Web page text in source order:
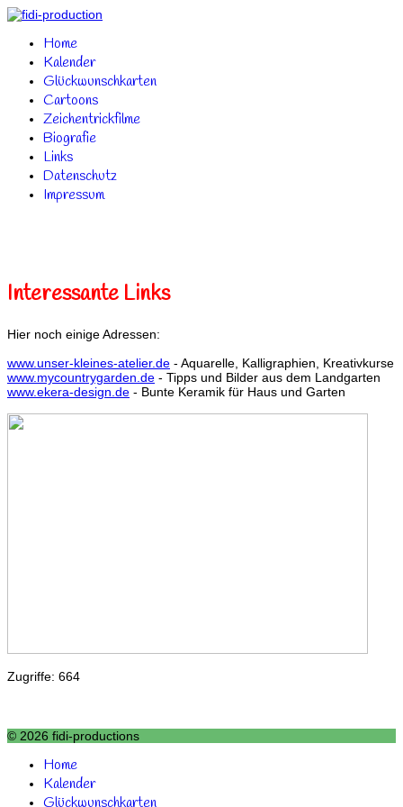
Home
Kalender
Glückwunschkarten
Cartoons
Zeichentrickfilme
Biografie
Links
Datenschutz
Impressum
Interessante Links
Hier noch einige Adressen:
www.unser-kleines-atelier.de - Aquarelle, Kalligraphien, Kreativkurse
www.mycountrygarden.de - Tipps und Bilder aus dem Landgarten
www.ekera-design.de - Bunte Keramik für Haus und Garten
Zugriffe: 664
© 2026 fidi-productions
Home
Kalender
Glückwunschkarten